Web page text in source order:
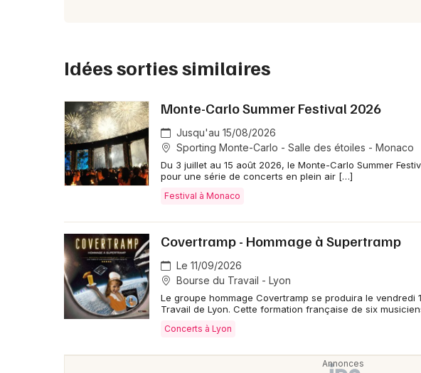
Idées sorties similaires
Monte-Carlo Summer Festival 2026
Jusqu'au 15/08/2026
Sporting Monte-Carlo - Salle des étoiles - Monaco
Du 3 juillet au 15 août 2026, le Monte-Carlo Summer
pour une série de concerts en plein air […]
Festival à Monaco
Covertramp - Hommage à Supertramp
Le 11/09/2026
Bourse du Travail - Lyon
Le groupe hommage Covertramp se produira le vendredi
Travail de Lyon. Cette formation française de six
Concerts à Lyon